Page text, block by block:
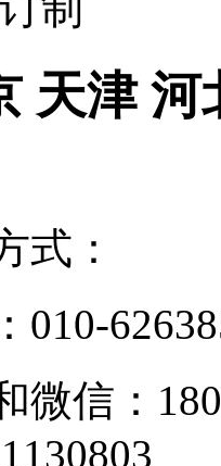
天津 河
式：
010-
微信：